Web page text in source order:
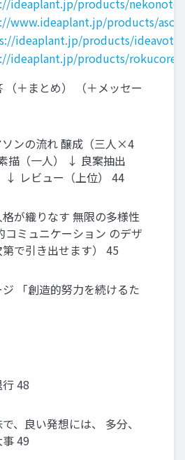
ideaplant.jp/products/nekonote/
www.ideaplant.jp/products/
ideaplant.jp/products/ideavote/
ideaplant.jp/products/rokucore/
（＋まとめ） （＋メッセー
ソンの流れ 醸成（三人×4
描（一人） ↓ 良案抽出
↓ レビュー（上位） 44
が織りなす 無限の多様性
コミュニケーション のデザ
で引き出せます） 45
「創造的努力を続けるた
48
、良い発想には、 多分、
49